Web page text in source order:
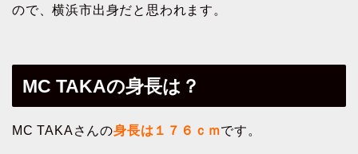
ので、横浜市出身だと思われます。
MC TAKAの身長は？
MC TAKAさんの身長は１７６ｃｍです。